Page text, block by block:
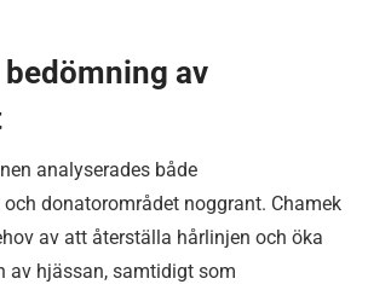
av
analyserades både
donatorområdet noggrant. Chamek
av att återställa hårlinjen och öka
av hjässan, samtidigt som